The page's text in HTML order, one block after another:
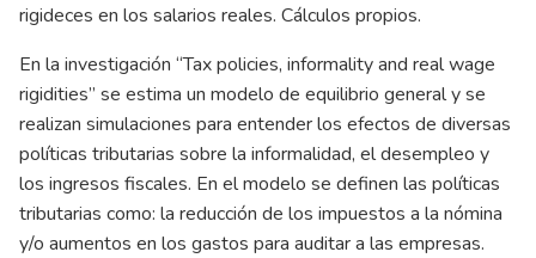
rigideces en los salarios reales. Cálculos propios.
En la investigación “Tax policies, informality and real wage
rigidities” se estima un modelo de equilibrio general y se
realizan simulaciones para entender los efectos de diversas
políticas tributarias sobre la informalidad, el desempleo y
los ingresos fiscales. En el modelo se definen las políticas
tributarias como: la reducción de los impuestos a la nómina
y/o aumentos en los gastos para auditar a las empresas.